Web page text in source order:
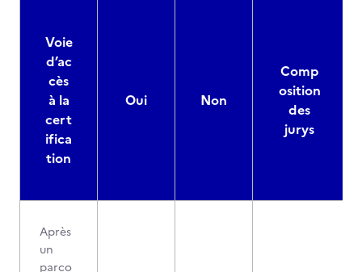
Voie
d’ac
cès
à la
cert
ifica
tion
Oui Non
Comp
osition
des
jurys
Après
un
parco